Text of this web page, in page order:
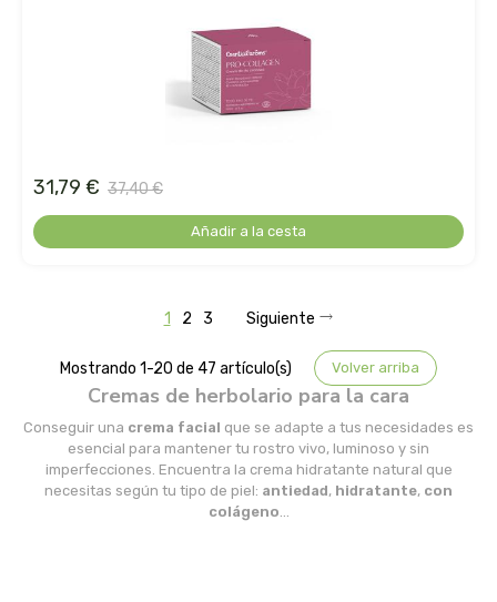
Cremas de herbolario para la cara
Conseguir una crema facial que se adapte a tus necesidades es
esencial para mantener tu rostro vivo, luminoso y sin
imperfecciones. Encuentra la crema hidratante natural que
necesitas según tu tipo de piel: antiedad, hidratante, con
colágeno…
31,79 € 37,40 €
Añadir a la cesta
1 2 3 Siguiente
Mostrando 1-20 de 47 artículo(s) Volver arriba
marnys
mon
monki